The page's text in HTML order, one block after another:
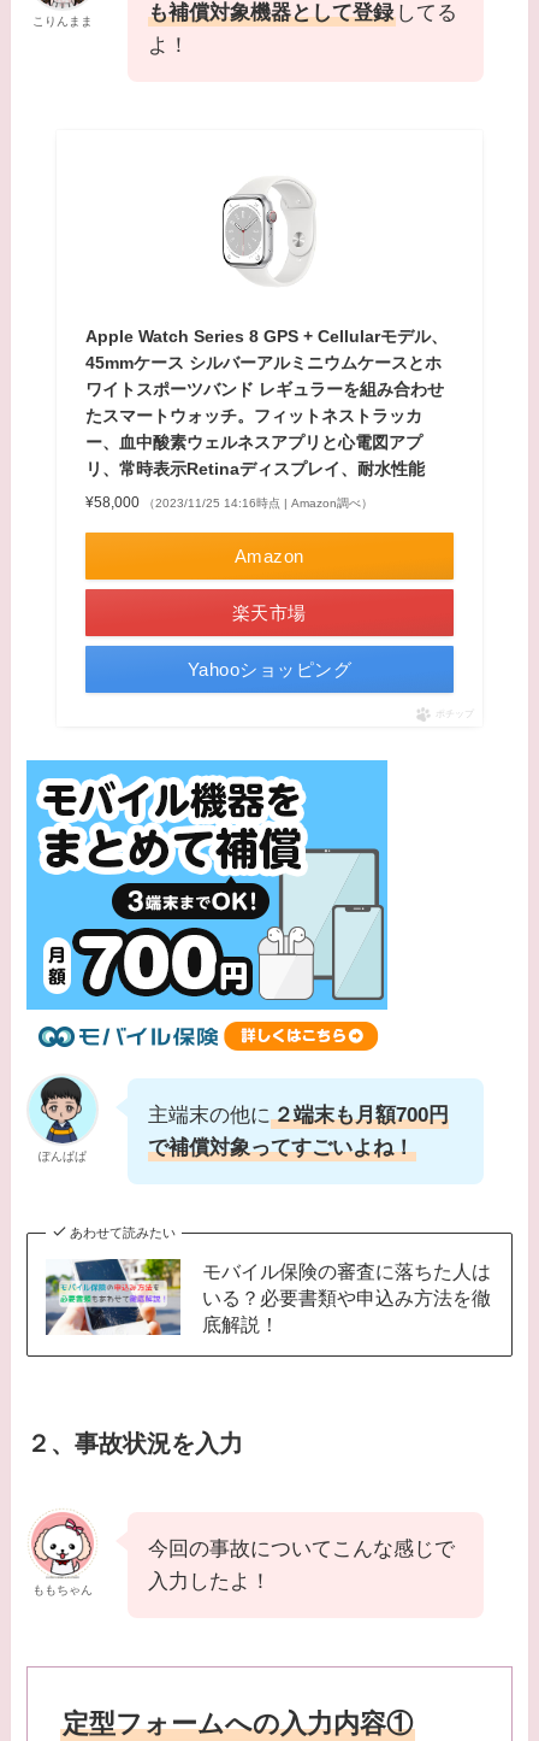
こりんまま
も補償対象機器として登録 してる
よ！
Apple Watch Series 8 GPS + Cellularモデル、
45mmケース シルバーアルミニウムケースとホ
ワイトスポーツバンド レギュラーを組み合わせ
たスマートウォッチ。フィットネストラッカ
ー、血中酸素ウェルネスアプリと心電図アプ
リ、常時表示Retinaディスプレイ、耐水性能
¥58,000 （2023/11/25 14:16時点 | Amazon調べ）
Amazon
楽天市場
Yahooショッピング
ポチップ
ぽんぱぱ
主端末の他に２端末も月額700円
で補償対象ってすごいよね！
あわせて読みたい
モバイル保険の審査に落ちた人は
いる？必要書類や申込み方法を徹
底解説！
２、事故状況を入力
ももちゃん
今回の事故についてこんな感じで
入力したよ！
定型フォームへの入力内容①